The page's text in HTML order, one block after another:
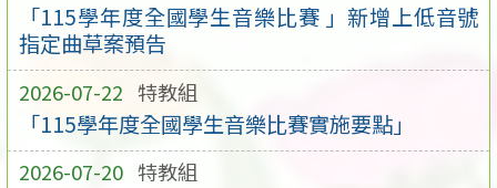
「115學年度全國學生音樂比賽 」新增上低音號
指定曲草案預告
2026-07-22 特教組
「115學年度全國學生音樂比賽實施要點」
2026-07-20 特教組